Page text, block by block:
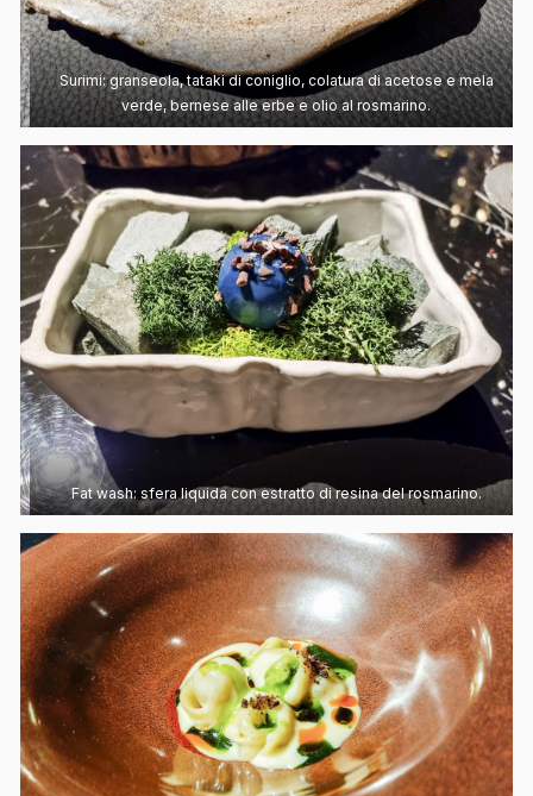
Surimi: granseola, tataki di coniglio, colatura di acetose e mela
verde, bernese alle erbe e olio al rosmarino.
Fat wash: sfera liquida con estratto di resina del rosmarino.